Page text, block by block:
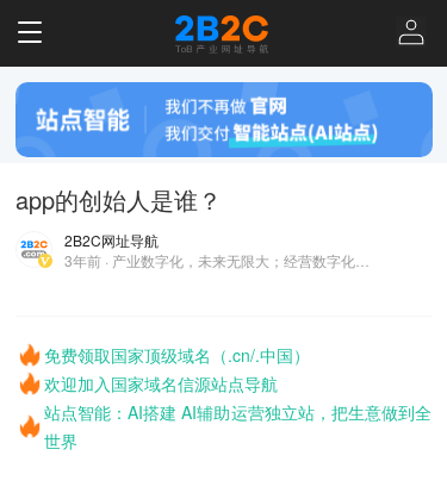
T
g
e
a
i
i
o
n
app的创始人是谁？
2B2C网址导航
免费领取国家顶级域名（.cn/.中国）
欢迎加入国家域名信源站点导航
站点智能：AI搭建 AI辅助运营独立站，把生意做到全
世界